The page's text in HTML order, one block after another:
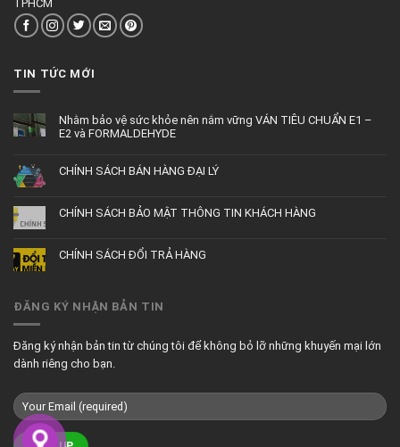
TPHCM
TIN TỨC MỚI
Nhằm bảo vệ sức khỏe nên nắm vững VÁN TIÊU CHUẨN E1 –
E2 và FORMALDEHYDE
CHÍNH SÁCH BÁN HÀNG ĐẠI LÝ
CHÍNH SÁCH BẢO MẬT THÔNG TIN KHÁCH HÀNG
CHÍNH SÁCH ĐỔI TRẢ HÀNG
ĐĂNG KÝ NHẬN BẢN TIN
Đăng ký nhận bản tin từ chúng tôi để không bỏ lỡ những khuyến mại lớn
dành riêng cho bạn.